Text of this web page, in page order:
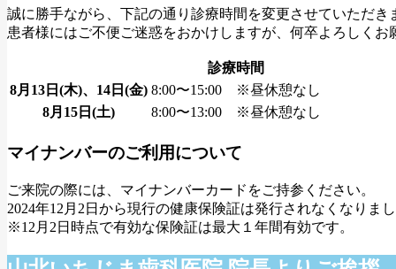
誠に勝手ながら、下記の通り診療時間を変更させていただき
患者様にはご不便ご迷惑をおかけしますが、何卒よろしくお
診療時間
8月13日(木)、14日(金) 8:00〜15:00 ※昼休憩なし
8月15日(土)
8:00〜13:00 ※昼休憩なし
マイナンバーのご利用について
ご来院の際には、マイナンバーカードをご持参ください。
2024年12月2日から現行の健康保険証は発行されなくなりまし
※12月2日時点で有効な保険証は最大１年間有効です。